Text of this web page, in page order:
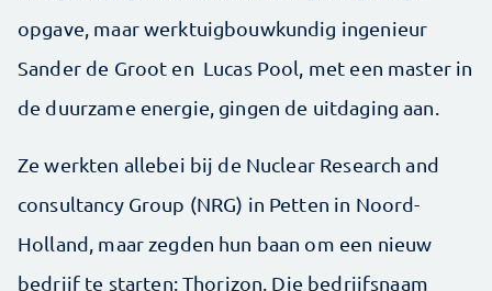
opgave, maar werktuigbouwkundig ingenieur
Sander de Groot en Lucas Pool, met een master in
de duurzame energie, gingen de uitdaging aan.
Ze werkten allebei bij de Nuclear Research and
consultancy Group (NRG) in Petten in Noord-
Holland, maar zegden hun baan om een nieuw
bedrijf te starten: Thorizon. Die bedrijfsnaam